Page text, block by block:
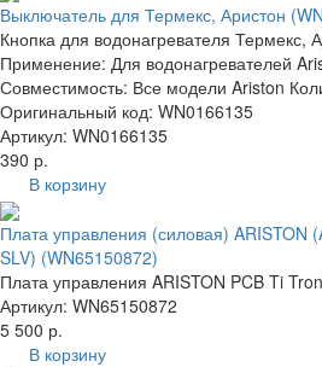
Выключатель для Термекс, Аристон
Кнопка для водонагревателя Термекс,
Применение: Для водонагревателей
Совместимость: Все модели Ariston
Оригинальный код: WN0166135
Артикул: WN0166135
390 р.
В корзину
Плата управления (силовая) ARISTON
SLV) (WN65150872)
Плата управления ARISTON PCB Ti
Артикул: WN65150872
5 500 р.
В корзину